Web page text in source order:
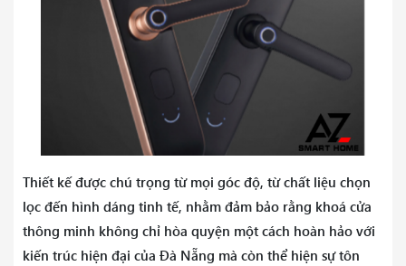
Thiết kế được chú trọng từ mọi góc độ, từ chất liệu chọn
lọc đến hình dáng tinh tế, nhằm đảm bảo rằng khoá cửa
thông minh không chỉ hòa quyện một cách hoàn hảo với
kiến trúc hiện đại của Đà Nẵng mà còn thể hiện sự tôn